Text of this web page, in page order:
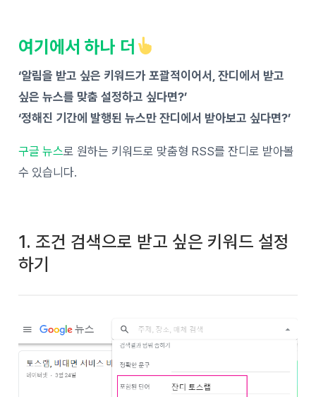
여기에서 하나 더
‘알림을 받고 싶은 키워드가 포괄적이어서, 잔디에서 받고
싶은 뉴스를 맞춤 설정하고 싶다면?’
‘정해진 기간에 발행된 뉴스만 잔디에서 받아보고 싶다면?’
구글 뉴스로 원하는 키워드로 맞춤형 RSS를 잔디로 받아볼
수 있습니다.
1. 조건 검색으로 받고 싶은 키워드 설정
하기